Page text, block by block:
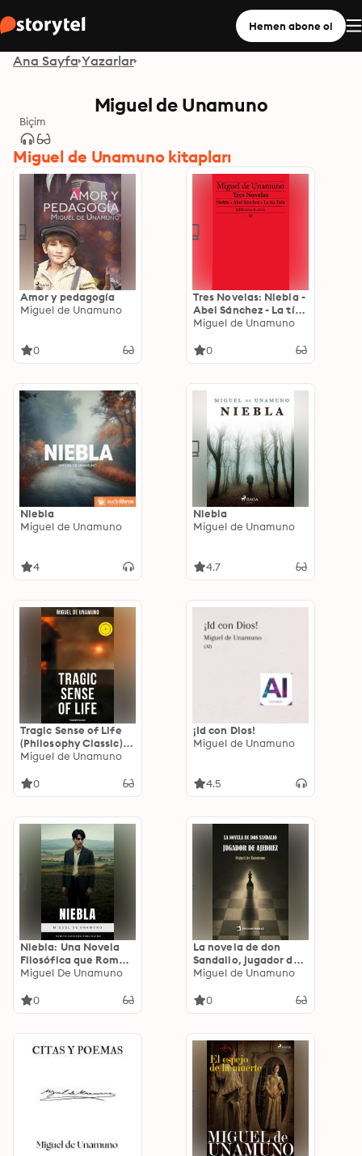
Hemen abone ol
Ana Sayfa Yazarlar
Miguel de Unamuno
Biçim
Miguel de Unamuno kitapları
Amor y pedagogía
Miguel de Unamuno
0
Tres Novelas: Niebla -
Abel Sánchez - La tía
Tula
Miguel de Unamuno
0
Niebla
Miguel de Unamuno
4
Niebla
Miguel de Unamuno
4.7
Tragic Sense of Life
(Philosophy Classic):
Enriched edition.
Miguel de Unamuno
0
¡Id con Dios!
Miguel de Unamuno
4.5
Niebla: Una Novela
Filosófica que Rompe
las Reglas de la
Miguel De Unamuno
0
La novela de don
Sandalio, jugador de
ajedrez
Miguel de Unamuno
0